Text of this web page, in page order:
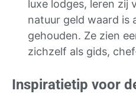
luxe lodges, leren zij
natuur geld waard is
gehouden. Ze zien
zichzelf als gids,
Inspiratietip voor